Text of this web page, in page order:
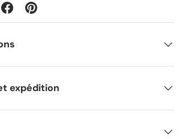
expédition